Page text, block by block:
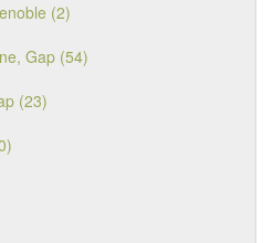
(2)
Gap (54)
(23)